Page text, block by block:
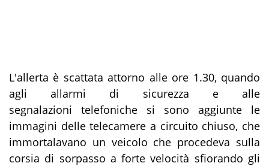
L'allerta è scattata attorno alle ore 1.30, quando
agli allarmi di sicurezza e alle
segnalazioni telefoniche si sono aggiunte le
immagini delle telecamere a circuito chiuso, che
immortalavano un veicolo che procedeva sulla
corsia di sorpasso a forte velocità sfiorando gli